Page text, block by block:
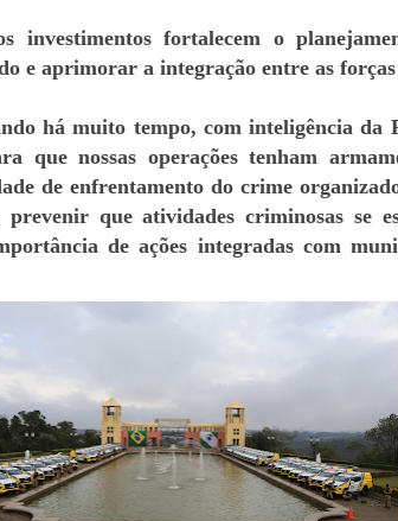
investimentos fortalecem o
e aprimorar a integração entre as
há muito tempo, com inteligência da
que nossas operações tenham
de enfrentamento do crime
que atividades criminosas se
de ações integradas com